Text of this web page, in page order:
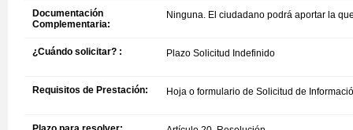
Documentación
Complementaria:
Ninguna. El ciudadano podrá aportar la
¿Cuándo solicitar? : Plazo Solicitud Indefinido
Requisitos de Prestación: Hoja o formulario de Solicitud de